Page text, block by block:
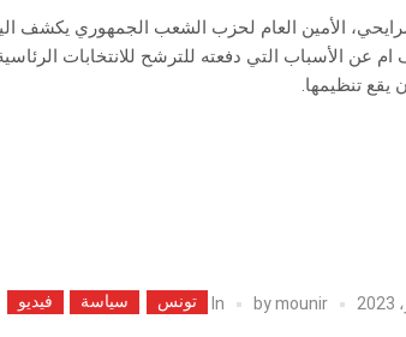
الأمين العام لحزب الشعب الجمهوري يكشف
عن الأسباب التي دفعته للترشح للانتخابات
يقع تنظيمها.
bymounir
In تونس سياسة فيديو